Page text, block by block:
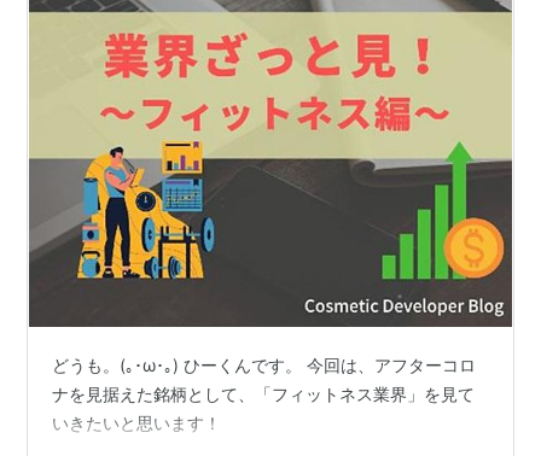
どうも。(｡･ω･｡) ひーくんです。 今回は、アフターコロ
ナを見据えた銘柄として、「フィットネス業界」を見て
いきたいと思います！